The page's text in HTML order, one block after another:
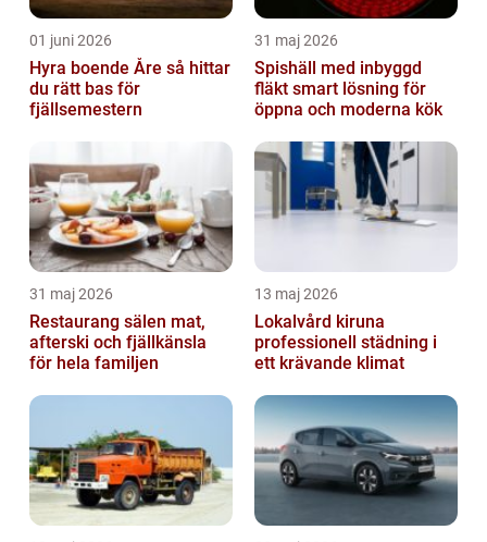
01 juni 2026
Hyra boende Åre så hittar
du rätt bas för
fjällsemestern
31 maj 2026
Spishäll med inbyggd
fläkt smart lösning för
öppna och moderna kök
31 maj 2026
Restaurang sälen mat,
afterski och fjällkänsla
för hela familjen
13 maj 2026
Lokalvård kiruna
professionell städning i
ett krävande klimat